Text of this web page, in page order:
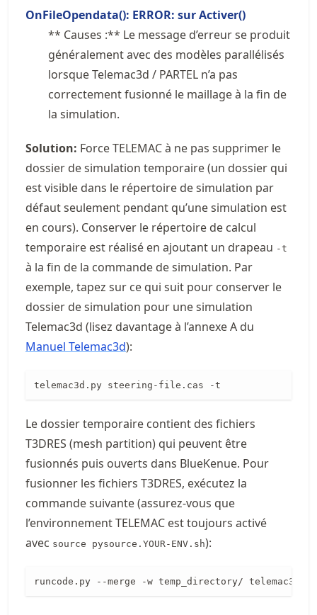
OnFileOpendata(): ERROR: sur Activer()
** Causes :** Le message d’erreur se produit
généralement avec des modèles parallélisés
lorsque Telemac3d / PARTEL n’a pas
correctement fusionné le maillage à la fin de
la simulation.
Solution: Force TELEMAC à ne pas supprimer le
dossier de simulation temporaire (un dossier qui
est visible dans le répertoire de simulation par
défaut seulement pendant qu’une simulation est
en cours). Conserver le répertoire de calcul
temporaire est réalisé en ajoutant un drapeau -t
à la fin de la commande de simulation. Par
exemple, tapez sur ce qui suit pour conserver le
dossier de simulation pour une simulation
Telemac3d (lisez davantage à l’annexe A du
Manuel Telemac3d):
telemac3d.py steering-file.cas -t
Le dossier temporaire contient des fichiers
T3DRES (mesh partition) qui peuvent être
fusionnés puis ouverts dans BlueKenue. Pour
fusionner les fichiers T3DRES, exécutez la
commande suivante (assurez-vous que
l’environnement TELEMAC est toujours activé
avec source pysource.YOUR-ENV.sh):
runcode.py --merge -w temp_directory/ telemac3d